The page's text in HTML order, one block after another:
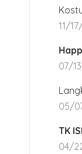
11/
07/
05/
TK
04/